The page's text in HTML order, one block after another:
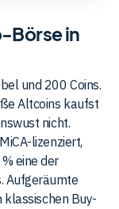
Börse in
und 200 Coins.
Altcoins kaufst
nicht.
lizenziert,
eine der
Aufgeräumte
klassischen Buy-